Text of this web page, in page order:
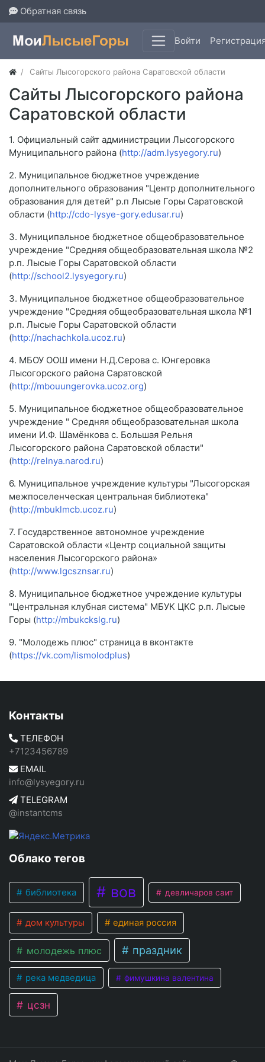
Обратная связь
Войти
Сайты Лысогорского района Саратовской области
Сайты Лысогорского района
Саратовской области
1. Официальный сайт администрации Лысогорского
Муниципального района (http://adm.lysyegory.ru)
2. Муниципальное бюджетное учреждение
дополнительного образования "Центр дополнительного
образования для детей" р.п Лысые Горы Саратовской
области (http://cdo-lysye-gory.edusar.ru)
3. Муниципальное бюджетное общеобразовательное
учреждение "Средняя общеобразовательная школа №2
р.п. Лысые Горы Саратовской области
(http://school2.lysyegory.ru)
3. Муниципальное бюджетное общеобразовательное
учреждение "Средняя общеобразовательная школа №1
р.п. Лысые Горы Саратовской области
(http://nachachkola.ucoz.ru)
4. МБОУ ООШ имени Н.Д.Серова с. Юнгеровка
Лысогорского района Саратовской
(http://mbouungerovka.ucoz.org)
5. Муниципальное бюджетное общеобразовательное
учреждение " Средняя общеобразовательная школа
имени И.Ф. Шамёнкова с. Большая Рельня
Лысогорского района Саратовской области"
(http://relnya.narod.ru)
6. Муниципальное учреждение культуры "Лысогорская
межпоселенческая центральная библиотека"
(http://mbuklmcb.ucoz.ru)
7. Государственное автономное учреждение
Саратовской области «Центр социальной защиты
населения Лысогорского района»
(http://www.lgcsznsar.ru)
8. Муниципальное бюджетное учреждение культуры
"Центральная клубная система" МБУК ЦКС р.п. Лысые
Горы (http://mbukckslg.ru)
9. "Молодежь плюс" страница в вконтакте
(https://vk.com/lismolodplus)
Контакты
ТЕЛЕФОН
+7123456789
EMAIL
info@lysyegory.ru
TELEGRAM
@instantcms
Облако тегов
библиотека вов девличаров саит
дом культуры единая россия
молодежь плюс праздник
река медведица фимушкина валентина
цсзн